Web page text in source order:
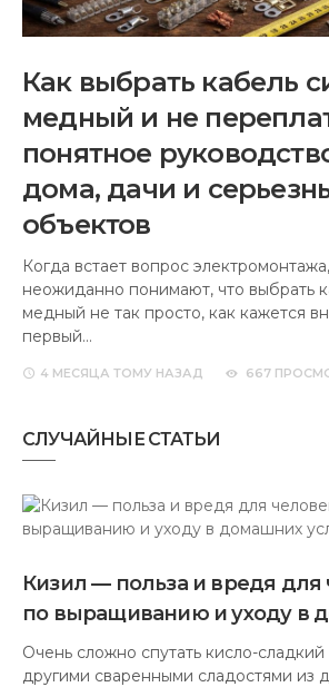
Как выбрать кабель
медный и не
понятное
дома, дачи и
объектов
Когда встает вопрос
неожиданно понимают, что выбрать
медный не так просто, как кажется
первый…
4 МЕСЯЦА ТОМУ НАЗАД 667
СЛУЧАЙНЫЕ СТАТЬИ
Кизил — польза и вредя для
по выращиванию и уходу в
Очень сложно спутать кисло-
другими сваренными сладостями из